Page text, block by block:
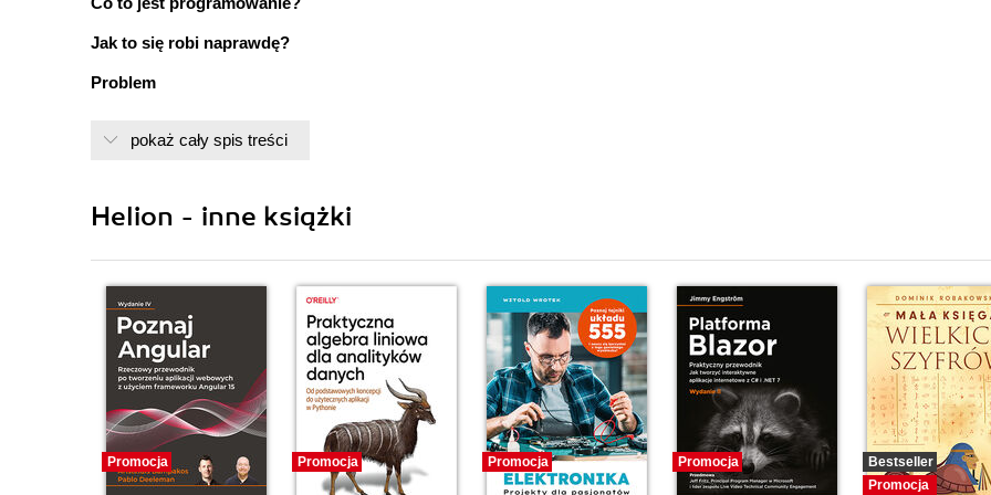
Jak to się robi naprawdę?
Problem
Uruchomienie
Zdrowy rozsądek
Narzędzie
Zaawansowane funkcje edytora
Pierwszy program
Nic nie jest doskonałe...
pokaż cały spis treści
Helion - inne książki
Promocja Promocja Promocja Promocja
Bestseller
Promocja